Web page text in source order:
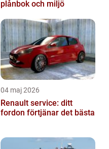
plånbok och miljö
04 maj 2026
Renault service: ditt
fordon förtjänar det bästa